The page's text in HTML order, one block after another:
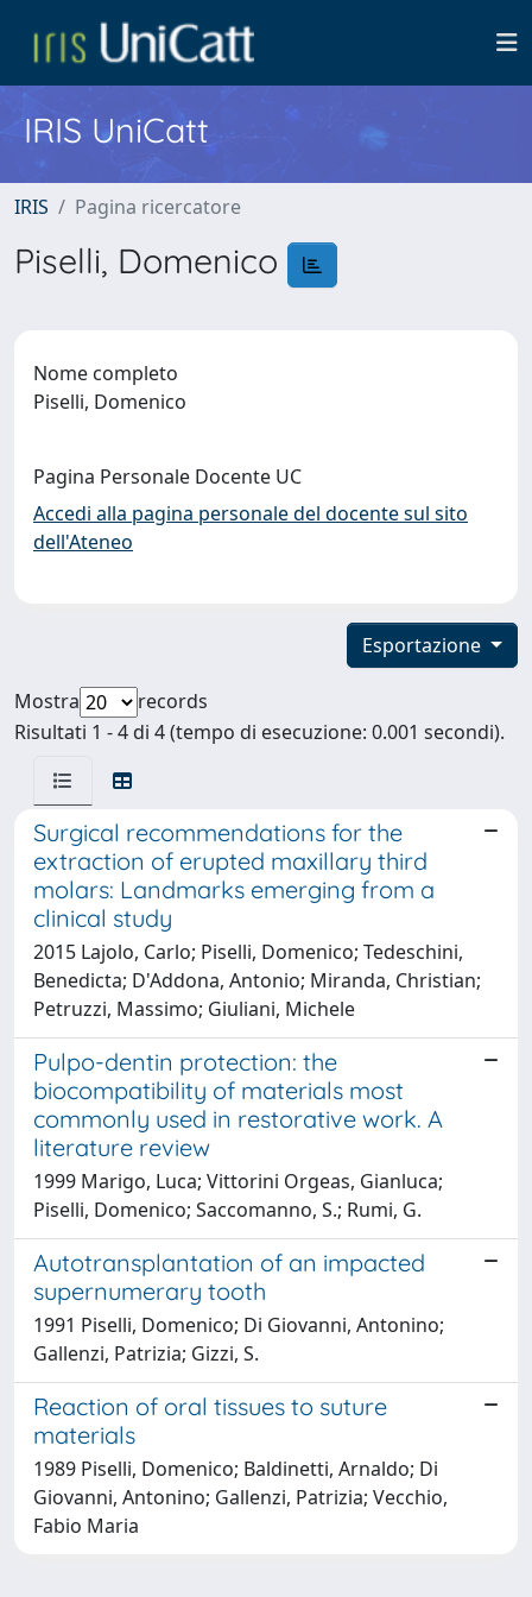
IRIS UniCatt
IRIS Pagina ricercatore
Piselli, Domenico
Nome completo
Piselli, Domenico
Pagina Personale Docente UC
Accedi alla pagina personale del docente sul sito
dell'Ateneo
Esportazione
Mostra
records
Risultati 1 - 4 di 4 (tempo di esecuzione: 0.001 secondi).
Surgical recommendations for the
extraction of erupted maxillary third
molars: Landmarks emerging from a
clinical study
2015 Lajolo, Carlo; Piselli, Domenico; Tedeschini,
Benedicta; D'Addona, Antonio; Miranda, Christian;
Petruzzi, Massimo; Giuliani, Michele
Pulpo-dentin protection: the
biocompatibility of materials most
commonly used in restorative work. A
literature review
1999 Marigo, Luca; Vittorini Orgeas, Gianluca;
Piselli, Domenico; Saccomanno, S.; Rumi, G.
Autotransplantation of an impacted
supernumerary tooth
1991 Piselli, Domenico; Di Giovanni, Antonino;
Gallenzi, Patrizia; Gizzi, S.
Reaction of oral tissues to suture
materials
1989 Piselli, Domenico; Baldinetti, Arnaldo; Di
Giovanni, Antonino; Gallenzi, Patrizia; Vecchio,
Fabio Maria